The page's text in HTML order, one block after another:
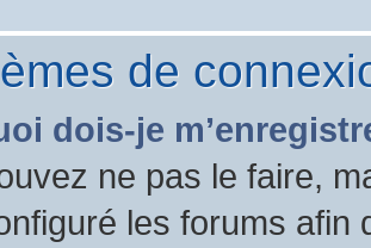
de
dois-je
ne pas le faire,
les forums afin